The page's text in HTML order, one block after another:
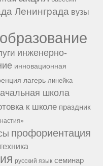
Ленинграда вузы
инженерно-
инновационная
лагерь линейка
школа
к школе праздник
профориентация
русский язык семинар